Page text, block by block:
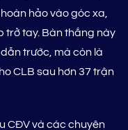
hảo vào góc xa,
trở tay. Bàn thắng này
trước, mà còn là
CLB sau hơn 37 trận
CĐV và các chuyên